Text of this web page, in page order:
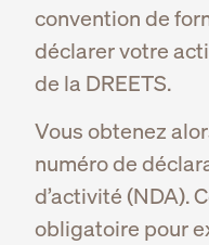
convention de
déclarer votre
de la DREETS.
Vous obtenez
numéro de
d’activité (NDA).
obligatoire pour